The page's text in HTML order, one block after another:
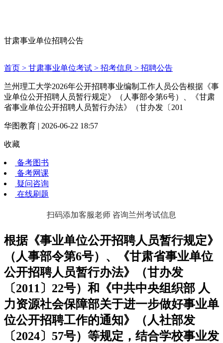
甘肃事业单位招聘公告
首页 > 甘肃事业单位考试 > 招考信息 > 招聘公告
兰州理工大学2026年公开招聘事业编制工作人员公告根据《事
业单位公开招聘人员暂行规定》（人事部令第6号）、《甘肃
省事业单位公开招聘人员暂行办法》（甘办发〔201
华图教育 | 2026-06-22 18:57
收藏
备考图书
备考网课
疑问咨询
在线刷题
扫码添加客服老师 咨询兰州考试信息
根据《事业单位公开招聘人员暂行规定》
（人事部令第6号）、《甘肃省事业单位
公开招聘人员暂行办法》（甘办发
〔2011〕22号）和《中共中央组织部 人
力资源社会保障部关于进一步做好事业单
位公开招聘工作的通知》（人社部发
〔2024〕57号）等规定，结合学校事业发